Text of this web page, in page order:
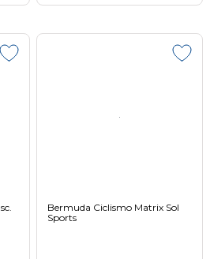
Bermuda Ciclismo Matrix Sol
Sports